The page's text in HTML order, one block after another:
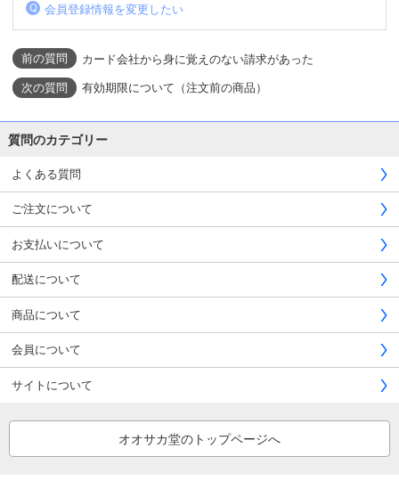
会員登録情報を変更したい
カード会社から身に覚えのない請求があった
有効期限について（注文前の商品）
質問のカテゴリー
よくある質問
ご注文について
お支払いについて
配送について
商品について
会員について
サイトについて
オオサカ堂のトップページへ